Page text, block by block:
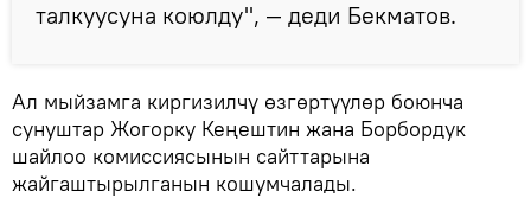
талкуусуна коюлду", — деди Бекматов.
Ал мыйзамга киргизилчү өзгөртүүлөр боюнча
сунуштар Жогорку Кеңештин жана Борбордук
шайлоо комиссиясынын сайттарына
жайгаштырылганын кошумчалады.